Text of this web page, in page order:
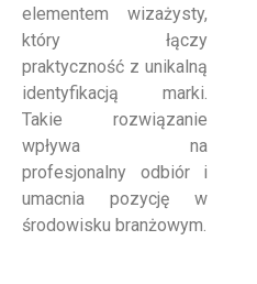
elementem wizażysty,
który łączy
praktyczność z unikalną
identyfikacją marki.
Takie rozwiązanie
wpływa na
profesjonalny odbiór i
umacnia pozycję w
środowisku branżowym.